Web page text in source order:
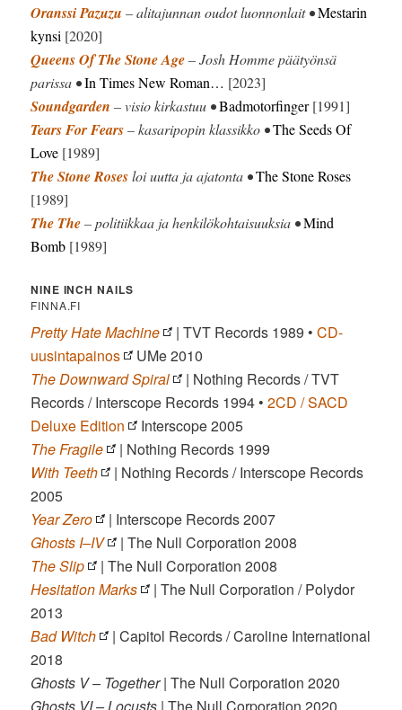
Oranssi Pazuzu – alitajunnan oudot luonnonlait •Mestarin
kynsi [2020]
Queens Of The Stone Age– Josh Homme päätyönsä
parissa •In Times New Roman… [2023]
Soundgarden – visio kirkastuu •Badmotorfinger[1991]
Tears For Fears– kasaripopin klassikko •The Seeds Of
Love [1989]
The Stone Rosesloi uutta ja ajatonta •The Stone Roses
[1989]
The The– politiikkaa ja henkilökohtaisuuksia •Mind
Bomb [1989]
NINE INCH NAILS
FINNA.FI
Pretty Hate Machine | TVT Records 1989 •CD-
uusintapainos
UMe 2010
The Downward Spiral
| Nothing Records / TVT
Records / Interscope Records 1994 •2CD / SACD
Deluxe Edition
Interscope 2005
The Fragile
| Nothing Records 1999
With Teeth
| Nothing Records / Interscope Records
2005
Year Zero
| Interscope Records 2007
Ghosts I–IV
| The Null Corporation 2008
The Slip
| The Null Corporation 2008
Hesitation Marks
| The Null Corporation / Polydor
2013
Bad Witch
| Capitol Records / Caroline International
2018
Ghosts V – Together| The Null Corporation 2020
Ghosts VI – Locusts | The Null Corporation 2020